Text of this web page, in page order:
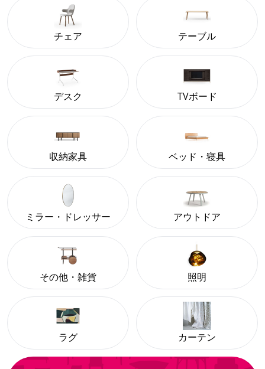
チェア テーブル
デスク TVボード
収納家具 ベッド・寝具
ミラー・ドレッサー アウトドア
その他・雑貨 照明
ラグ カーテン